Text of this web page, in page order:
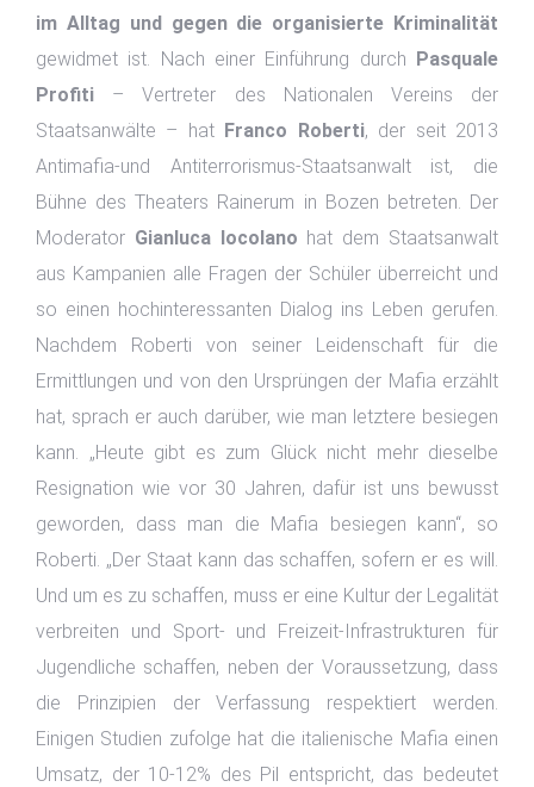
im Alltag und gegen die organisierte Kriminalität
gewidmet ist. Nach einer Einführung durch Pasquale
Profiti – Vertreter des Nationalen Vereins der
Staatsanwälte – hat Franco Roberti, der seit 2013
Antimafia-und Antiterrorismus-Staatsanwalt ist, die
Bühne des Theaters Rainerum in Bozen betreten. Der
Moderator Gianluca Iocolano hat dem Staatsanwalt
aus Kampanien alle Fragen der Schüler überreicht und
so einen hochinteressanten Dialog ins Leben gerufen.
Nachdem Roberti von seiner Leidenschaft für die
Ermittlungen und von den Ursprüngen der Mafia erzählt
hat, sprach er auch darüber, wie man letztere besiegen
kann. „Heute gibt es zum Glück nicht mehr dieselbe
Resignation wie vor 30 Jahren, dafür ist uns bewusst
geworden, dass man die Mafia besiegen kann“, so
Roberti. „Der Staat kann das schaffen, sofern er es will.
Und um es zu schaffen, muss er eine Kultur der Legalität
verbreiten und Sport- und Freizeit-Infrastrukturen für
Jugendliche schaffen, neben der Voraussetzung, dass
die Prinzipien der Verfassung respektiert werden.
Einigen Studien zufolge hat die italienische Mafia einen
Umsatz, der 10-12% des Pil entspricht, das bedeutet